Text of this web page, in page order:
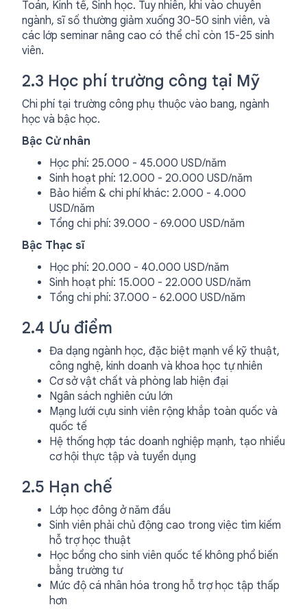
Toán, Kinh tế, Sinh học. Tuy nhiên, khi vào chuyên
ngành, sĩ số thường giảm xuống 30-50 sinh viên, và
các lớp seminar nâng cao có thể chỉ còn 15-25 sinh
viên.
2.3 Học phí trường công tại Mỹ
Chi phí tại trường công phụ thuộc vào bang, ngành
học và bậc học.
Bậc Cử nhân
Học phí: 25.000 - 45.000 USD/năm
Sinh hoạt phí: 12.000 - 20.000 USD/năm
Bảo hiểm & chi phí khác: 2.000 - 4.000
USD/năm
Tổng chi phí: 39.000 - 69.000 USD/năm
Bậc Thạc sĩ
Học phí: 20.000 - 40.000 USD/năm
Sinh hoạt phí: 15.000 - 22.000 USD/năm
Tổng chi phí: 37.000 - 62.000 USD/năm
2.4 Ưu điểm
Đa dạng ngành học, đặc biệt mạnh về kỹ thuật,
công nghệ, kinh doanh và khoa học tự nhiên
Cơ sở vật chất và phòng lab hiện đại
Ngân sách nghiên cứu lớn
Mạng lưới cựu sinh viên rộng khắp toàn quốc và
quốc tế
Hệ thống hợp tác doanh nghiệp mạnh, tạo nhiều
cơ hội thực tập và tuyển dụng
2.5 Hạn chế
Lớp học đông ở năm đầu
Sinh viên phải chủ động cao trong việc tìm kiếm
hỗ trợ học thuật
Học bổng cho sinh viên quốc tế không phổ biến
bằng trường tư
Mức độ cá nhân hóa trong hỗ trợ học tập thấp
hơn